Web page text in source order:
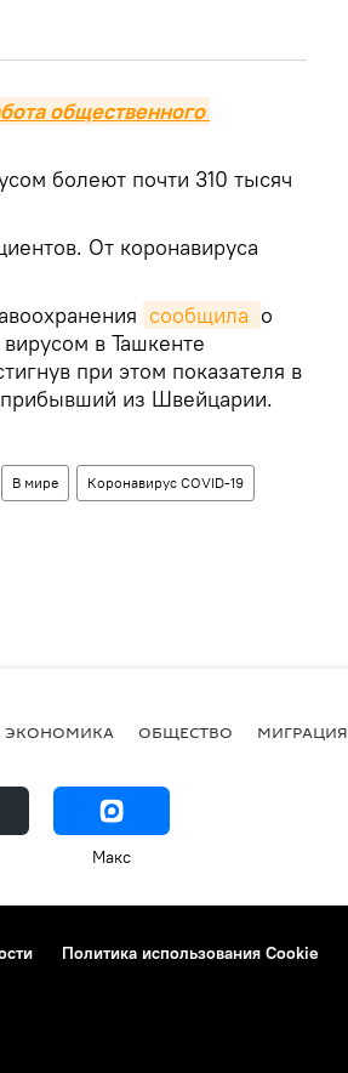
общественного
болеют почти 310 тысяч
От коронавируса
сообщила о
в Ташкенте
при этом показателя в
из Швейцарии.
В мире Коронавирус COVID-19
ЭКОНОМИКА ОБЩЕСТВО МИГРАЦИЯ
Макс
Политика использования Cookie